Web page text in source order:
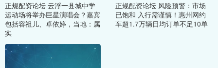
正规配资论坛 云浮一县城中学
运动场将举办巨星演唱会？嘉宾
包括容祖儿、卓依婷，当地：属
实
正规配资论坛 风险预警：市场
已饱和 入行需谨慎！惠州网约
车超1.7万辆日均订单不足10单